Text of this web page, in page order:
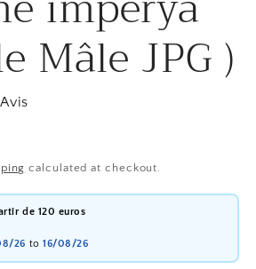
Mâle JPG )
calculated at checkout.
de 120 euros
26 to16/08/26